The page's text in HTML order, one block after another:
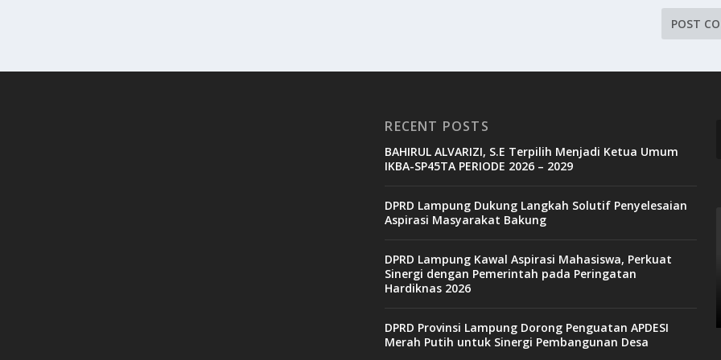
RECENT POSTS
BAHIRUL ALVARIZI, S.E Terpilih Menjadi Ketua Umum
IKBA-SP45TA PERIODE 2026 – 2029
DPRD Lampung Dukung Langkah Solutif Penyelesaian
Aspirasi Masyarakat Bakung
DPRD Lampung Kawal Aspirasi Mahasiswa, Perkuat
Sinergi dengan Pemerintah pada Peringatan
Hardiknas 2026
DPRD Provinsi Lampung Dorong Penguatan APDESI
Merah Putih untuk Sinergi Pembangunan Desa